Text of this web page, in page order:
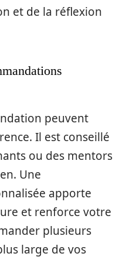
et de la réflexion
peuvent
Il est conseillé
ou des mentors
Une
apporte
et renforce votre
plusieurs
large de vos